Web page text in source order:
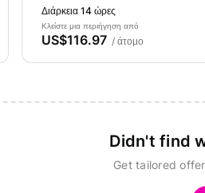
Διάρκεια 14 ώρες
Κλείστε μια περιήγηση από
US$116.97 / άτομο
Didn't find
Get tailored